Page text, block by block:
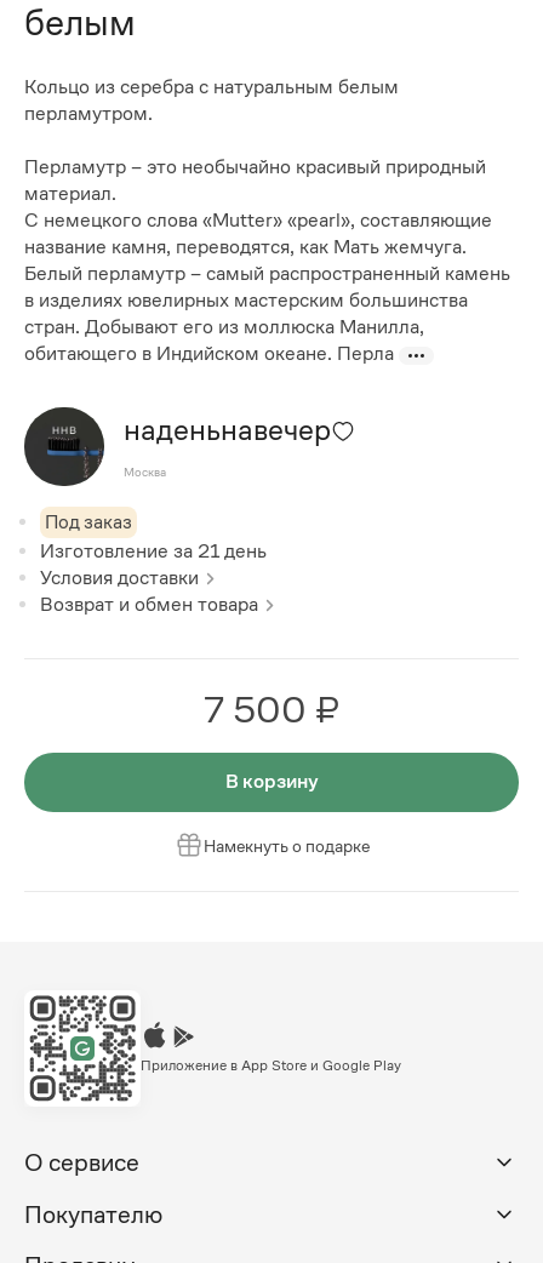
белым
Кольцо из серебра с натуральным белым
перламутром.
Перламутр – это необычайно красивый природный
материал.
С немецкого слова «Mutter» «pearl», составляющие
название камня, переводятся, как Мать жемчуга.
Белый перламутр – самый распространенный камень
в изделиях ювелирных мастерским большинства
стран. Добывают его из моллюска Манилла,
обитающего в Индийском океане. Перла
наденьнавечер
Москва
Под заказ
Изготовление за 21 день
Условия доставки
Возврат и обмен товара
7 500 ₽
В корзину
Намекнуть о подарке
Приложение в App Store и Google Play
О сервисе
Покупателю